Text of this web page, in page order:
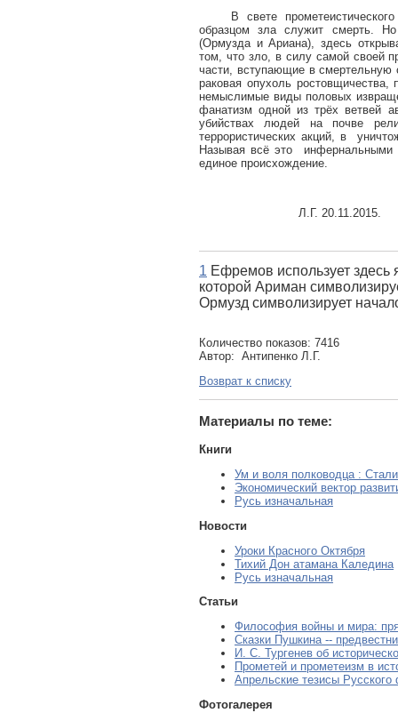
В свете
образцом зла служит смерть.
(Ормузда и Ариана), здесь
том, что зло, в силу самой своей
части, вступающие в смертельную
раковая опухоль
немыслимые виды половых
фанатизм одной из трёх ветвей
убийствах людей на почве
террористических акций, в
Называя всё это
единое происхождение.
Л.Г. 20.11.2015.
1 Ефремов использует здесь
которой Ариман
Ормузд символизирует
Количество показов: 7416
Автор: Антипенко Л.Г.
Возврат к списку
Материалы по теме:
Книги
Ум и воля полководца :
Экономический вектор
Русь изначальная
Новости
Уроки Красного Октября
Тихий Дон атамана Каледина
Русь изначальная
Статьи
Философия войны и мира:
Сказки Пушкина --
И. С. Тургенев об
Прометей и прометеизм в
Апрельские тезисы Русского
Фотогалерея